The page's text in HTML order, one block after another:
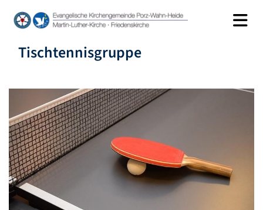
Tischtennisgruppe